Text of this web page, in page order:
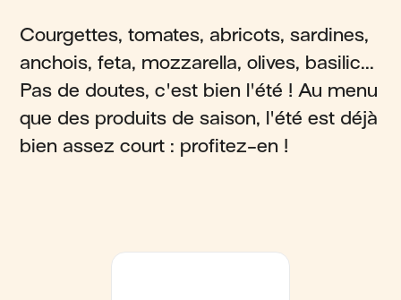
Courgettes, tomates, abricots, sardines,
anchois, feta, mozzarella, olives, basilic...
Pas de doutes, c'est bien l'été ! Au menu
que des produits de saison, l'été est déjà
bien assez court : profitez-en !